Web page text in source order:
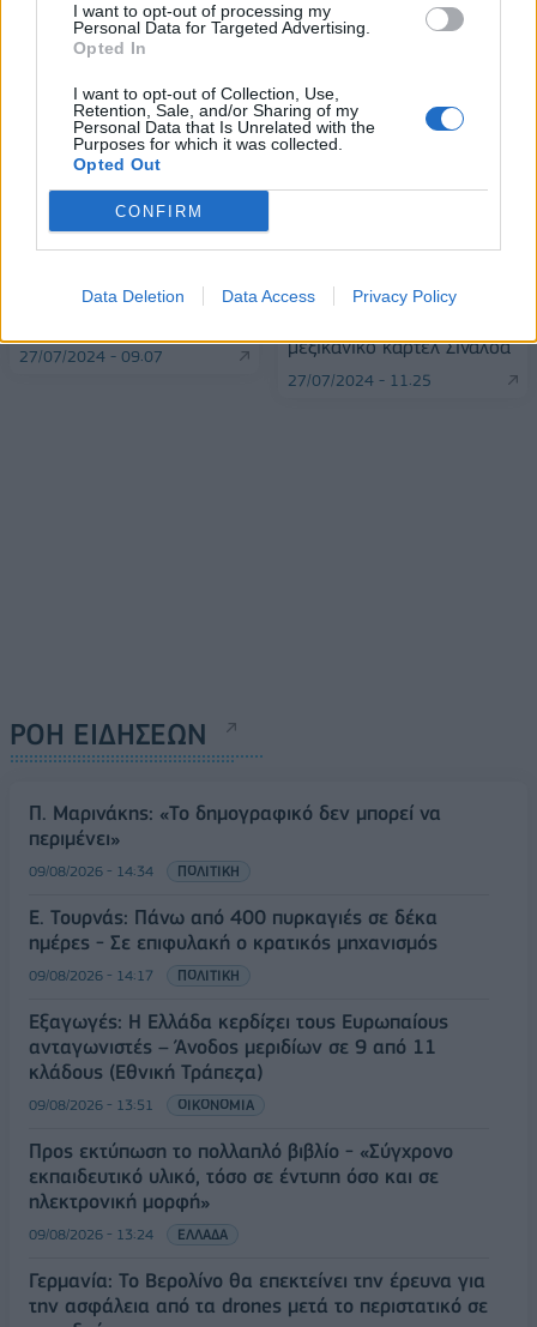
I want to opt-out of processing my
Personal Data for Targeted Advertising.
Opted In
I want to opt-out of Collection, Use,
Retention, Sale, and/or Sharing of my
Personal Data that Is Unrelated with the
Purposes for which it was collected.
Opted Out
CONFIRM
Data Deletion Data Access Privacy Policy
Οι Ολυμπιακοί Αγώνες
27/07/2024 - 09:07
Οι ΗΠΑ καταφέρνουν
μεξικανικό καρτέλ Σιναλόα
27/07/2024 - 11:25
ΡΟΗ ΕΙΔΗΣΕΩΝ
Π. Μαρινάκης: «Το δημογραφικό δεν μπορεί να
περιμένει»
09/08/2026 - 14:34 ΠΟΛΙΤΙΚΗ
Ε. Τουρνάς: Πάνω από 400 πυρκαγιές σε δέκα
ημέρες - Σε επιφυλακή ο κρατικός μηχανισμός
09/08/2026 - 14:17 ΠΟΛΙΤΙΚΗ
Εξαγωγές: Η Ελλάδα κερδίζει τους Ευρωπαίους
ανταγωνιστές – Άνοδος μεριδίων σε 9 από 11
κλάδους (Εθνική Τράπεζα)
09/08/2026 - 13:51 ΟΙΚΟΝΟΜΙΑ
Προς εκτύπωση το πολλαπλό βιβλίο - «Σύγχρονο
εκπαιδευτικό υλικό, τόσο σε έντυπη όσο και σε
ηλεκτρονική μορφή»
09/08/2026 - 13:24 ΕΛΛΑΔΑ
Γερμανία: Το Βερολίνο θα επεκτείνει την έρευνα για
την ασφάλεια από τα drones μετά το περιστατικό σε